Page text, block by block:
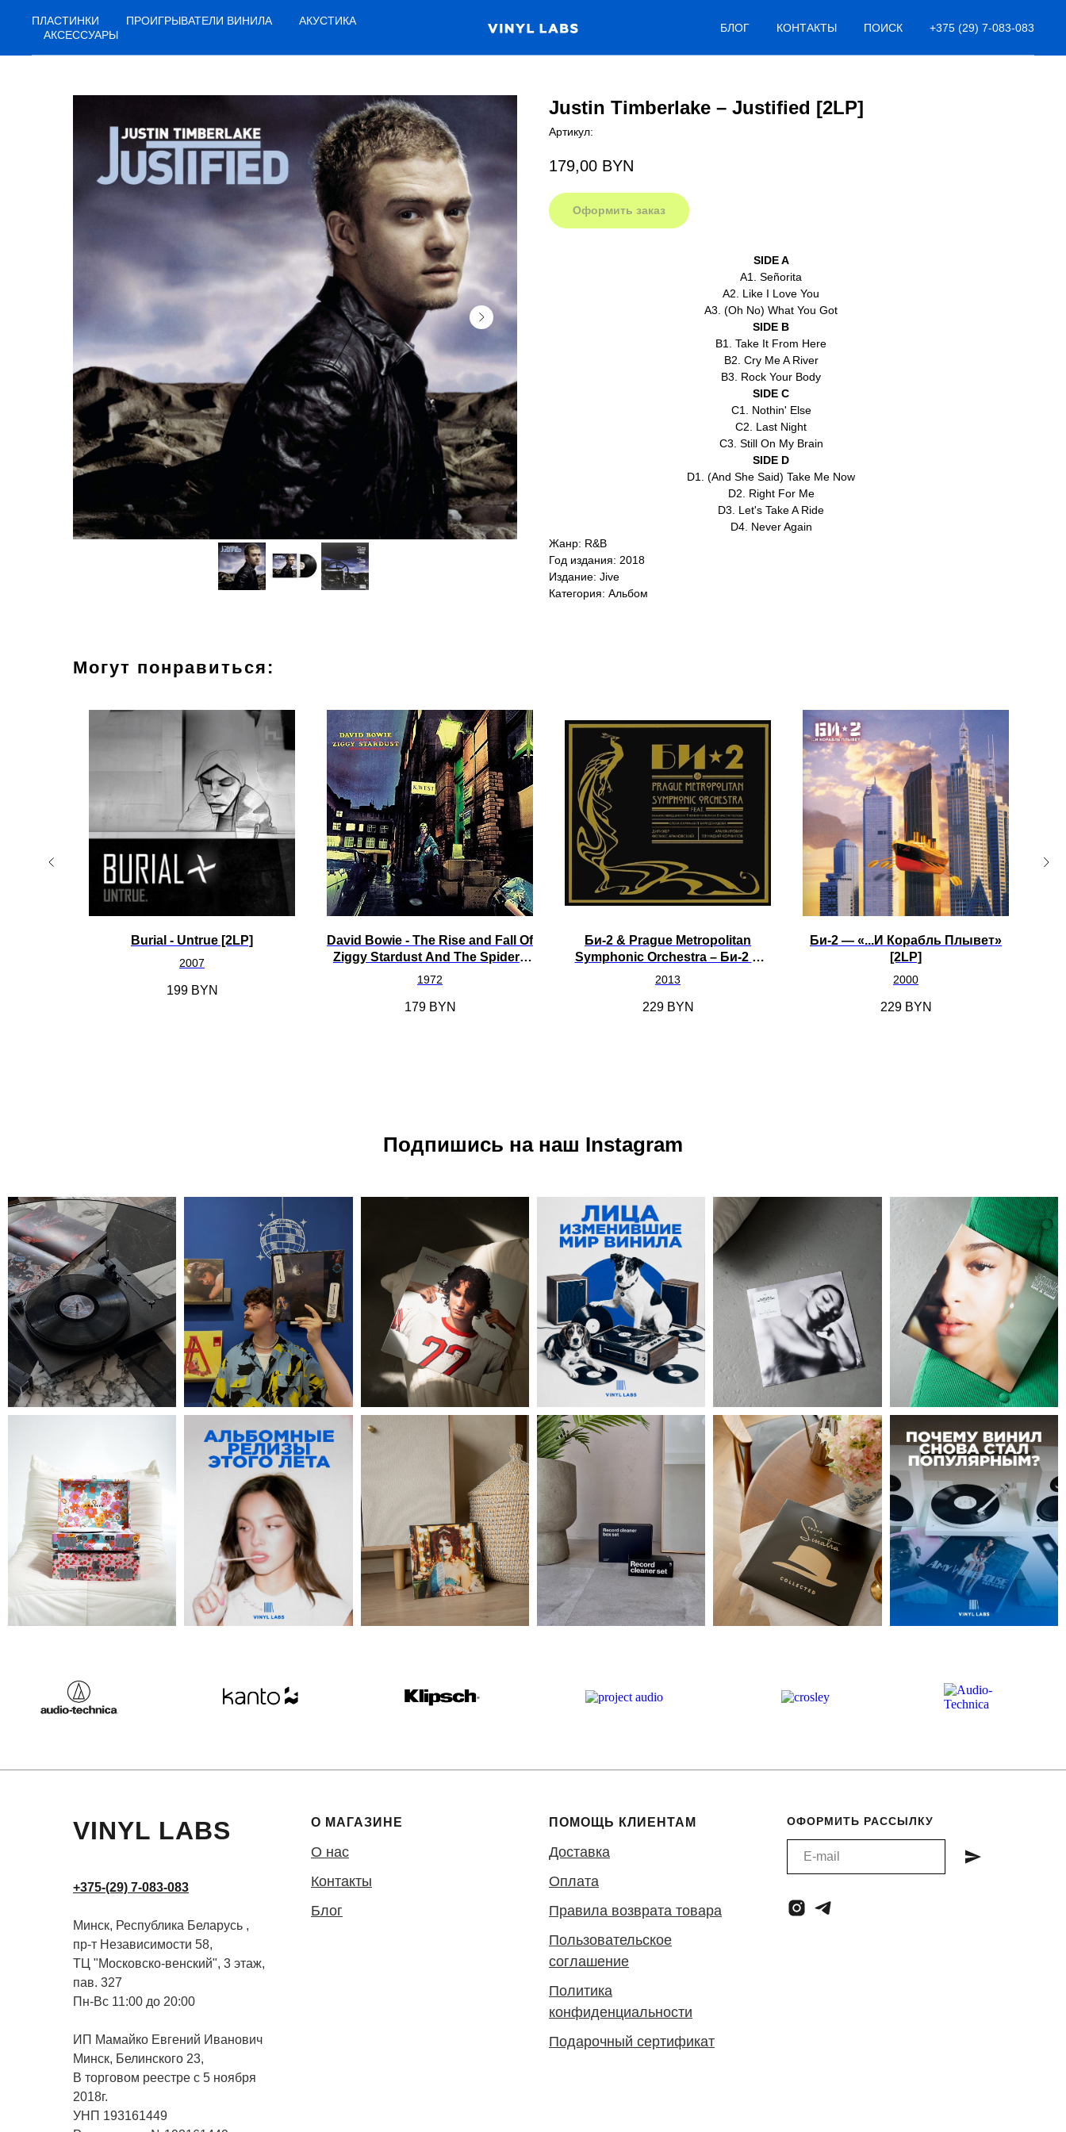
ПЛАСТИНКИ ПРОИГРЫВАТЕЛИ ВИНИЛА
АКУСТИКА
АКСЕССУАРЫ
БЛОГ КОНТАКТЫ ПОИСК +375 (29) 7-083-083
Justin Timberlake ‎– Justified [2LP]
Артикул:
179,00 BYN
Оформить заказ
SIDE A
A1. Señorita
A2. Like I Love You
A3. (Oh No) What You Got
SIDE B
B1. Take It From Here
B2. Cry Me A River
B3. Rock Your Body
SIDE C
C1. Nothin' Else
C2. Last Night
C3. Still On My Brain
SIDE D
D1. (And She Said) Take Me Now
D2. Right For Me
D3. Let's Take A Ride
D4. Never Again
Жанр: R&B
Год издания: 2018
Издание: Jive
Категория: Альбом
Могут понравиться:
Burial - Untrue [2LP]
2007
199 BYN
David Bowie - The Rise and Fall Of
Ziggy Stardust And The Spiders
From Mars [LP]
1972
179 BYN
Би-2 & Prague Metropolitan
Symphonic Orchestra – Би-2 &
Prague Metropolitan Symphonic
2013
229 BYN
Би-2 ‎— «...И Корабль Плывет»
[2LP]
2000
229 BYN
Подпишись на наш Instagram
VINYL LABS
+375-(29) 7-083-083
Минск, Республика Беларусь ,
пр-т Независимости 58,
ТЦ "Московско-венский", 3 этаж,
пав. 327
Пн-Вс 11:00 до 20:00
ИП Мамайко Евгений Иванович
Минск, Белинского 23,
В торговом реестре с 5 ноября
2018г.
УНП 193161449
О МАГАЗИНЕ
О нас
Контакты
Блог
ПОМОЩЬ КЛИЕНТАМ
Доставка
Оплата
Правила возврата товара
Пользовательское
соглашение
Политика
конфиденциальности
Подарочный сертификат
ОФОРМИТЬ РАССЫЛКУ